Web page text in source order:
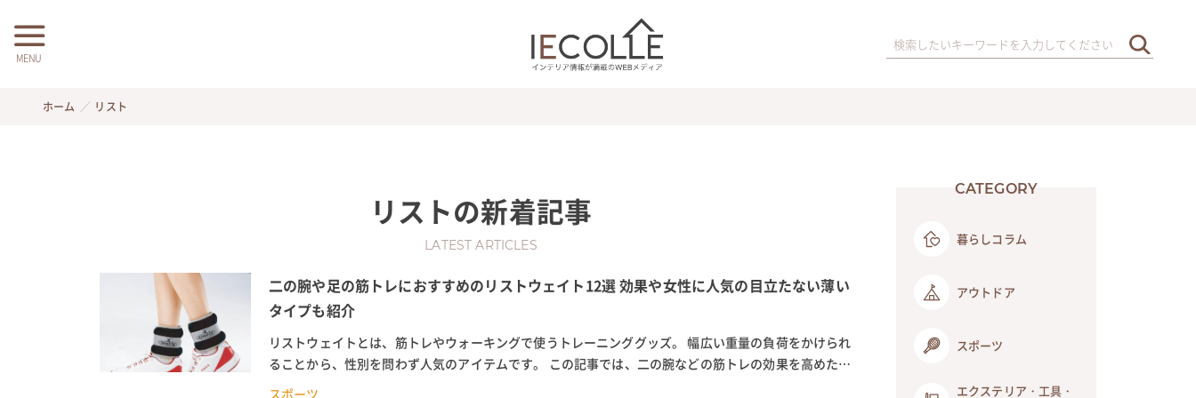
MENU
ホーム リスト
リストの新着記事
LATEST ARTICLES
二の腕や足の筋トレにおすすめのリストウェイト12選 効果や女性に人気の目立たない薄い
タイプも紹介
リストウェイトとは、筋トレやウォーキングで使うトレーニンググッズ。 幅広い重量の負荷をかけられ
ることから、性別を問わず人気のアイテムです。 この記事では、二の腕などの筋トレの効果を高めた
い、より負荷のある運動がしたい、そんな人におすすめの...
スポーツ
CATEGORY
暮らしコラム
アウトドア
スポーツ
エクステリア・工具・